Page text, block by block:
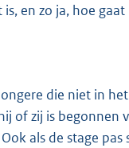
en zo ja, hoe
die niet in
of zij is begonnen
als de stage